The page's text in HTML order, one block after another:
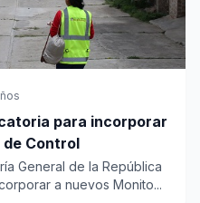
para incorporar
de Control
General de la República
a nuevos Monito...